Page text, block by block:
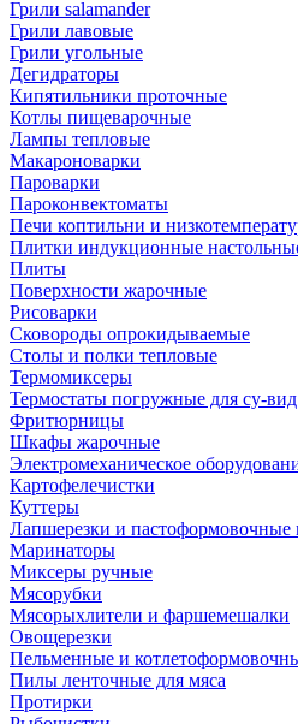
Грили salamander
Грили лавовые
Грили угольные
Дегидраторы
Кипятильники проточные
Котлы пищеварочные
Лампы тепловые
Макароноварки
Пароварки
Пароконвектоматы
Печи коптильни и
Плитки индукционные
Плиты
Поверхности жарочные
Рисоварки
Сковороды опрокидываемые
Столы и полки тепловые
Термомиксеры
Термостаты погружные для су-вид
Фритюрницы
Шкафы жарочные
Электромеханическое
Картофелечистки
Куттеры
Лапшерезки и
Маринаторы
Миксеры ручные
Мясорубки
Мясорыхлители и фаршемешалки
Овощерезки
Пельменные и
Пилы ленточные для мяса
Протирки